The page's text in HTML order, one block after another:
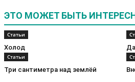
ЭТО МОЖЕТ БЫТЬ
Статьи
Холод
Статьи
Три сантиметра над землёй